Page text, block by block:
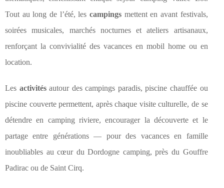
Tout au long de l’été, les campingsmettent en avant festivals,
soirées musicales, marchés nocturnes et ateliers artisanaux,
renforçant la convivialité des vacances en mobil home ou en
location.
Les activitésautour des campings paradis, piscine chauffée ou
piscine couverte permettent, après chaque visite culturelle, de se
détendre en camping riviere, encourager la découverte et le
partage entre générations — pour des vacances en famille
inoubliables au cœur du Dordogne camping, près du Gouffre
Padirac ou de Saint Cirq.